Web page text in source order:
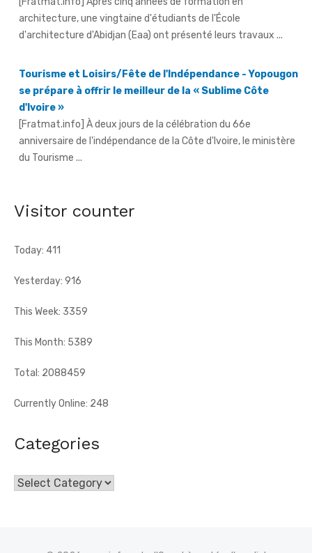
d'architecture d'Abidjan (Eaa) ont présenté leurs travaux ...
d'Ivoire »
[Fratmat.info] À deux jours de la célébration du 66e
anniversaire de l'indépendance de la Côte d'Ivoire, le ministère
du Tourisme ...
Fête de l'indépendance - L'Inde à l'honneur, avec un
pour la première fois au défilé du 7 août à Yopougon.
Visitor counter
Today: 411
Yesterday: 916
This Week: 3359
This Month: 5389
Total: 2088459
Currently Online: 248
Categories
Categories